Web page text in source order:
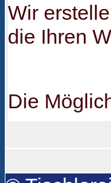
Wir
die Ihren
Die